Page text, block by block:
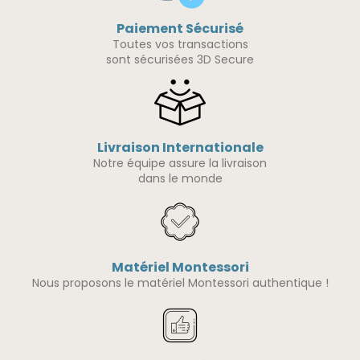
Paiement Sécurisé
Toutes vos transactions
sont sécurisées 3D Secure
Livraison Internationale
Notre équipe assure la livraison
dans le monde
Matériel Montessori
Nous proposons le matériel Montessori authentique !